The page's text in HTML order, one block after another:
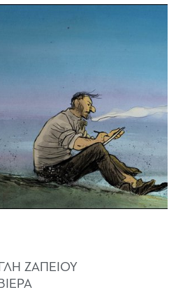
ΖΑΠΕΙΟΥ